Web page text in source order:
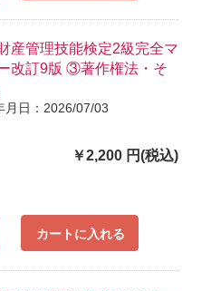
産管理技能検定2級完全マ
改訂9版 ③著作権法・そ
月日：2026/07/03
￥2,200 円(税込)
カートに入れる